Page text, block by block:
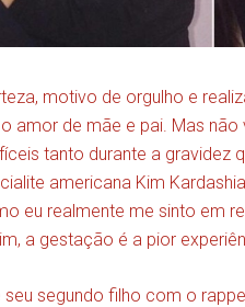
motivo de orgulho e
amor de mãe e pai. Mas
tanto durante a gravidez
americana Kim
eu realmente me sinto em
a gestação é a pior
segundo filho com o